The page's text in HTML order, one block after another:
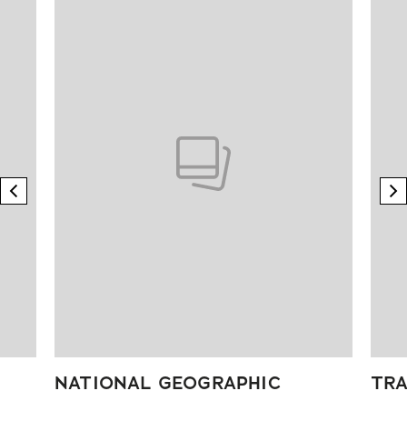
previous element
NATIONAL GEOGRAPHIC